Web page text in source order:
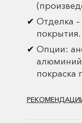
Отделка
покрытия.
Опции:
покраска